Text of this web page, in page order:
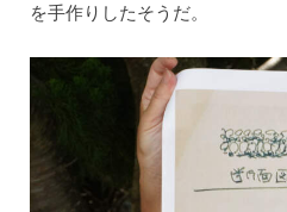
を手作りしたそうだ。